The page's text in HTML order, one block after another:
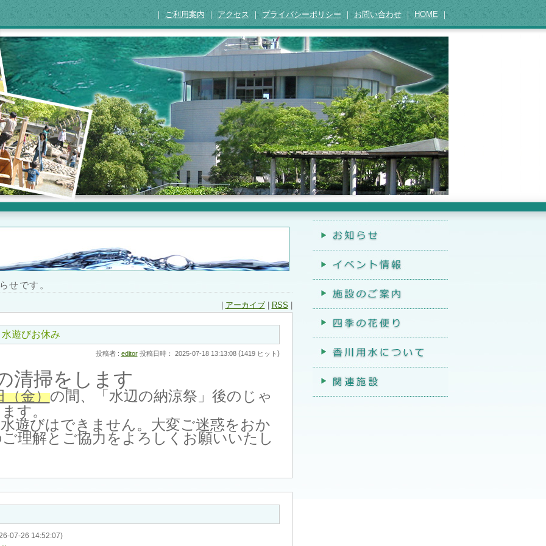
｜ご利用案内 ｜ アクセス ｜ プライバシーポリシー ｜お問い合わせ｜HOME｜
せです。
アーカイブ| RSS
遊びお休み
投稿者 : editor 投稿日時： 2025-07-18 13:13:08(1419 ヒット )
清掃をします
（金）の間、「水辺の納涼祭」後のじゃ
す。
びはできません。大変ご迷惑をおか
理解とご協力をよろしくお願いいたし
07-26 14:52:07)